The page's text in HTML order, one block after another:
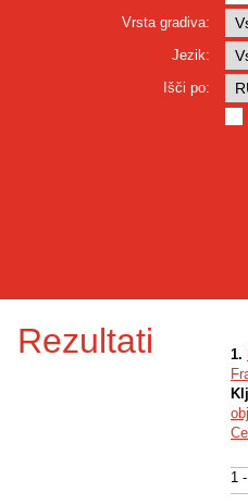
Vrsta gradiva:
Jezik:
Išči po:
Rezultati
1
1.